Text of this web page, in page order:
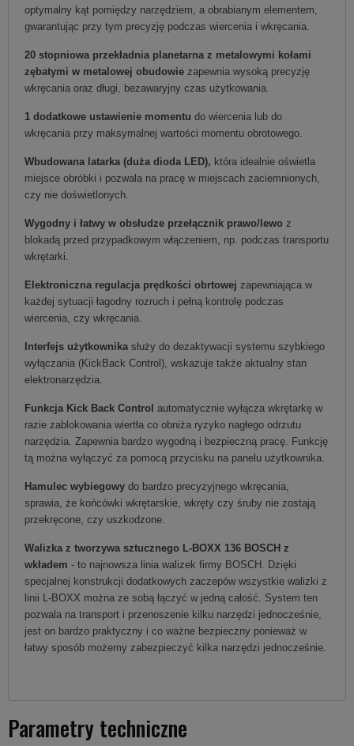
optymalny kąt pomiędzy narzędziem, a obrabianym elementem,
gwarantując przy tym precyzję podczas wiercenia i wkręcania.
20 stopniowa przekładnia planetarna z metalowymi kołami
zębatymi w metalowej obudowie zapewnia wysoką precyzję
wkręcania oraz długi, bezawaryjny czas użytkowania.
1 dodatkowe ustawienie momentu do wiercenia lub do
wkręcania przy maksymalnej wartości momentu obrotowego.
Wbudowana latarka (duża dioda LED), która idealnie oświetla
miejsce obróbki i pozwala na pracę w miejscach zaciemnionych,
czy nie doświetlonych.
Wygodny i łatwy w obsłudze przełącznik prawo/lewo z
blokadą przed przypadkowym włączeniem, np. podczas transportu
wkrętarki.
Elektroniczna regulacja prędkości obrtowej zapewniająca w
każdej sytuacji łagodny rozruch i pełną kontrolę podczas
wiercenia, czy wkręcania.
Interfejs użytkownika służy do dezaktywacji systemu szybkiego
wyłączania (KickBack Control), wskazuje także aktualny stan
elektronarzędzia.
Funkcja Kick Back Control automatycznie wyłącza wkrętarkę w
razie zablokowania wiertła co obniża ryzyko nagłego odrzutu
narzędzia. Zapewnia bardzo wygodną i bezpieczną pracę. Funkcję
tą można wyłączyć za pomocą przycisku na panelu użytkownika.
Hamulec wybiegowy do bardzo precyzyjnego wkręcania,
sprawia, że końcówki wkrętarskie, wkręty czy śruby nie zostają
przekręcone, czy uszkodzone.
Walizka z tworzywa sztucznego L-BOXX 136 BOSCH z
wkładem - to najnowsza linia walizek firmy BOSCH. Dzięki
specjalnej konstrukcji dodatkowych zaczepów wszystkie walizki z
linii L-BOXX można ze sobą łączyć w jedną całość. System ten
pozwala na transport i przenoszenie kilku narzędzi jednocześnie,
jest on bardzo praktyczny i co ważne bezpieczny ponieważ w
łatwy sposób możemy zabezpieczyć kilka narzędzi jednocześnie.
Parametry techniczne